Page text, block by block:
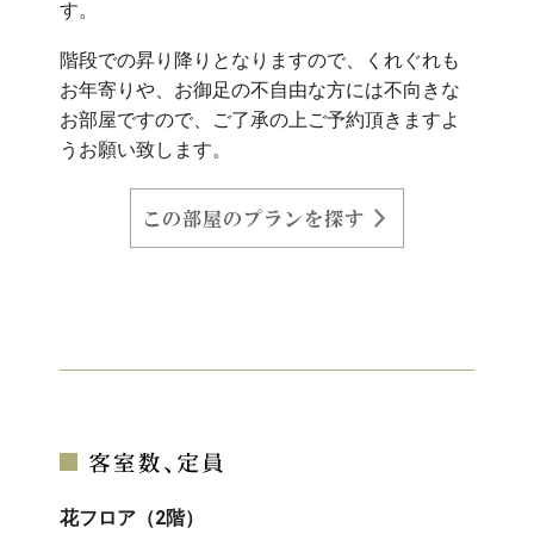
す。
階段での昇り降りとなりますので、くれぐれも
お年寄りや、お御足の不自由な方には不向きな
お部屋ですので、ご了承の上ご予約頂きますよ
うお願い致します。
花フロア（2階）